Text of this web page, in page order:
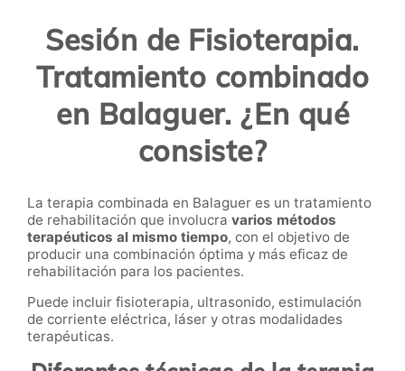
Sesión de Fisioterapia.
Tratamiento combinado
en Balaguer. ¿En qué
consiste?
La terapia combinada en Balaguer es un tratamiento
de rehabilitación que involucra varios métodos
terapéuticos al mismo tiempo, con el objetivo de
producir una combinación óptima y más eficaz de
rehabilitación para los pacientes.
Puede incluir fisioterapia, ultrasonido, estimulación
de corriente eléctrica, láser y otras modalidades
terapéuticas.